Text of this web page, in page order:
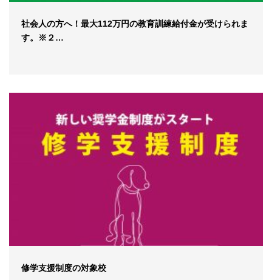
社会人の方へ！最大112万円の教育訓練給付金が受けられま
す。※２…
修学支援制度の対象校